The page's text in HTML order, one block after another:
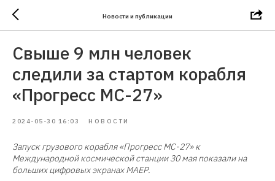
Новости и публикации
Свыше 9 млн человек
следили за стартом корабля
«Прогресс МС-27»
2024-05-30 16:03 НОВОСТИ
Запуск грузового корабля «Прогресс МС-27» к
Международной космической станции 30 мая показали на
больших цифровых экранах МАЕР.